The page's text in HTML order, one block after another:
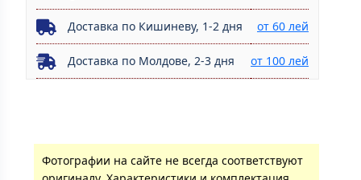
Доставка по Кишиневу, 1-2 дня от 60 лей
Доставка по Молдове, 2-3 дня от 100 лей
Фотографии на сайте не всегда соответствуют